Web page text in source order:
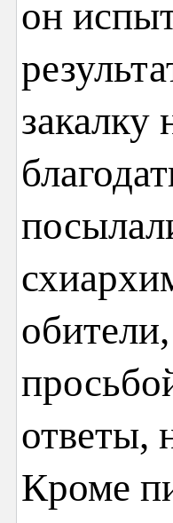
он
закалку
ответы,
Кроме